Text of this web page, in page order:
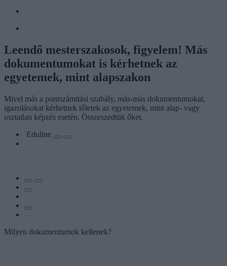
Leendő mesterszakosok, figyelem! Más
dokumentumokat is kérhetnek az
egyetemek, mint alapszakon
Mivel más a pontszámítási szabály, más-más dokumentumokat,
igazolásokat kérhetnek tőletek az egyetemek, mint alap- vagy
osztatlan képzés esetén. Összeszedtük őket.
Eduline
Milyen dokumentumok kellenek?